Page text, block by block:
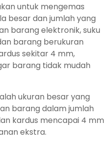
untuk mengemas
besar dan jumlah yang
barang elektronik, suku
barang berukuran
sekitar 4 mm,
barang tidak mudah
ukuran besar yang
barang dalam jumlah
kardus mencapai 4 mm
ekstra.